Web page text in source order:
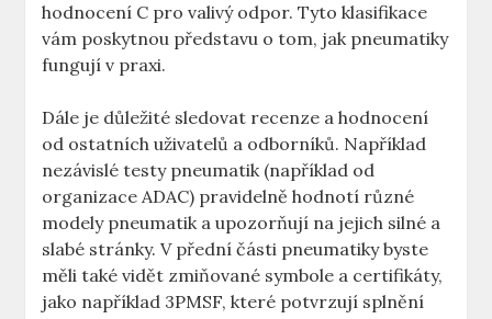
hodnocení C pro valivý odpor. Tyto klasifikace
vám poskytnou představu o tom, jak pneumatiky
fungují v praxi.
Dále je důležité sledovat recenze a hodnocení
od ostatních uživatelů a odborníků. Například
nezávislé testy pneumatik (například od
organizace ADAC) pravidelně hodnotí různé
modely pneumatik a upozorňují na jejich silné a
slabé stránky. V přední části pneumatiky byste
měli také vidět zmiňované symbole a certifikáty,
jako například 3PMSF, které potvrzují splnění